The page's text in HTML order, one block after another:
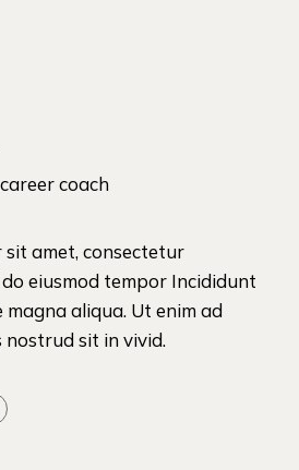
coach
sit amet, consectetur
eiusmod tempor Incididunt
aliqua. Ut enim ad
nostrud sit in vivid.